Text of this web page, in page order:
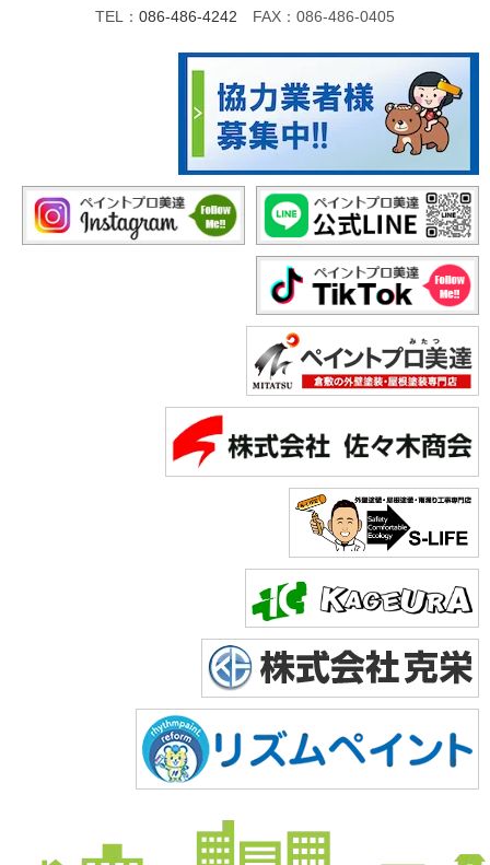
TEL： 086-486-4242 FAX：086-486-0405